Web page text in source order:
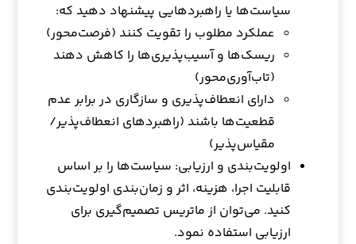
سیاست‌ها یا راهبردهایی پیشنهاد دهید که:
عملکرد مطلوب را تقویت کنند (فرصت‌محور)
ریسک‌ها و آسیب‌پذیری‌ها را کاهش دهند
(تاب‌آوری‌محور)
دارای انعطاف‌پذیری و سازگاری در برابر عدم
قطعیت‌ها باشند (راهبردهای انعطاف‌پذیر/
مقیاس‌پذیر)
اولویت‌بندی و ارزیابی: سیاست‌ها را بر اساس
قابلیت اجرا، هزینه، اثر و زمان‌بندی اولویت‌بندی
کنید. می‌توان از ماتریس تصمیم‌گیری برای
ارزیابی استفاده نمود.